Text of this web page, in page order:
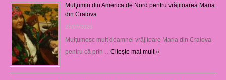
Mulţumiri din America de Nord pentru vrăjitoarea Maria
din Craiova
25/07/2026
Mulţumesc mult doamnei vrăjitoare Maria din Craiova
pentru că prin … Citește mai mult »